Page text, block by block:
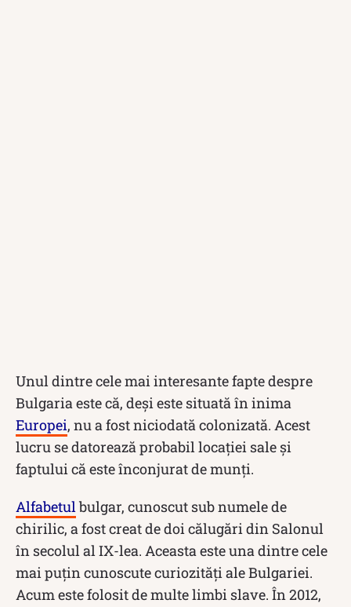
Unul dintre cele mai interesante fapte despre
Bulgaria este că, deși este situată în inima
Europei, nu a fost niciodată colonizată. Acest
lucru se datorează probabil locației sale și
faptului că este înconjurat de munți.
Alfabetulbulgar, cunoscut sub numele de
chirilic, a fost creat de doi călugări din Salonul
în secolul al IX-lea. Aceasta este una dintre cele
mai puțin cunoscute curiozități ale Bulgariei.
Acum este folosit de multe limbi slave. În 2012,